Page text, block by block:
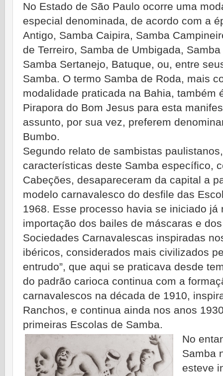
No Estado de São Paulo ocorre uma
especial denominada, de acordo com a
Antigo, Samba Caipira, Samba
de Terreiro, Samba de Umbigada,
Samba Sertanejo, Batuque, ou, entre
Samba. O termo Samba de Roda, mais
modalidade praticada na Bahia, também
Pirapora do Bom Jesus para esta
assunto, por sua vez, preferem
Bumbo.
Segundo relato de sambistas
características deste Samba específico,
Cabeções, desapareceram da capital a
modelo carnavalesco do desfile das
1968. Esse processo havia se iniciado já
importação dos bailes de máscaras e
Sociedades Carnavalescas inspiradas
ibéricos, considerados mais civilizados
entrudo”, que aqui se praticava desde
do padrão carioca continua com a
carnavalescos na década de 1910,
Ranchos, e continua ainda nos anos
primeiras Escolas de Samba.
No
Samba
esteve